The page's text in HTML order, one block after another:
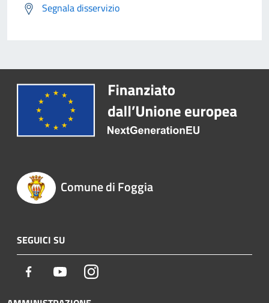
Segnala disservizio
Comune di Foggia
SEGUICI SU
Facebook YoutubeInstagram